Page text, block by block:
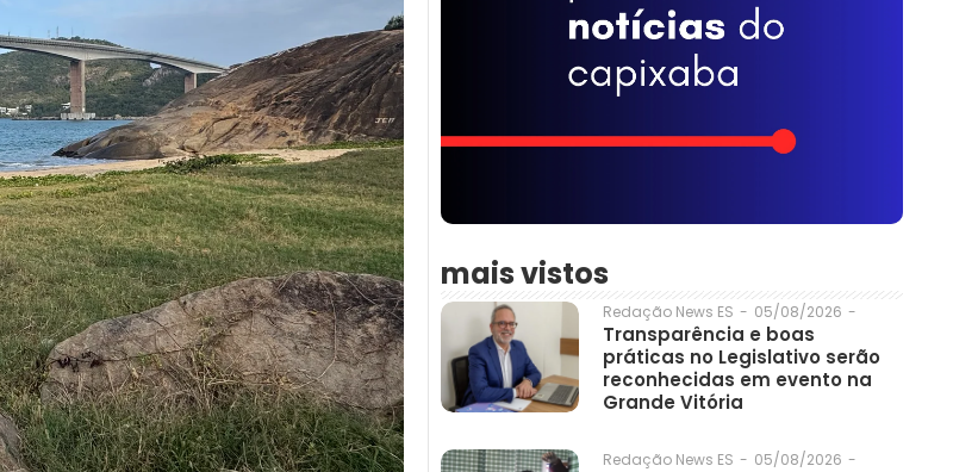
mais vistos
Redação News ES - 05/08/2026 -
Transparência e boas
práticas no Legislativo serão
reconhecidas em evento na
Grande Vitória
Redação News ES - 05/08/2026 -